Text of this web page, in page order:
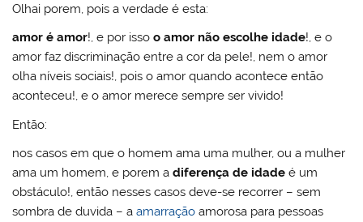
Olhai porem, pois a verdade é esta:
amor é amor!, e por issoo amor não escolhe idade!, e o
amor faz discriminação entre a cor da pele!, nem o amor
olha níveis sociais!, pois o amor quando acontece então
aconteceu!, e o amor merece sempre ser vivido!
Então:
nos casos em que o homem ama uma mulher, ou a mulher
ama um homem, e porem adiferença de idade é um
obstáculo!, então nesses casos deve-se recorrer – sem
sombra de duvida – aamarração amorosa para pessoas